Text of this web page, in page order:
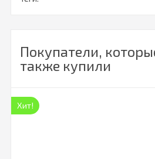
Покупатели,
также купили
Хит!